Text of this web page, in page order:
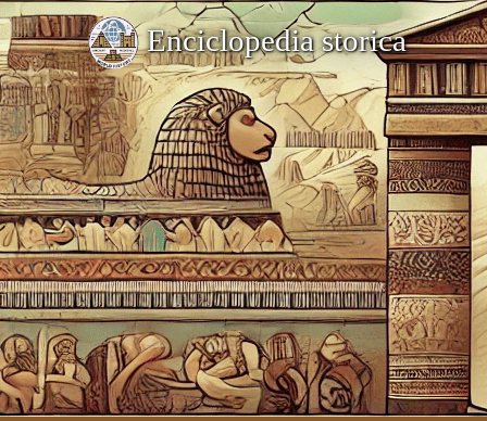
Enciclopedia storica